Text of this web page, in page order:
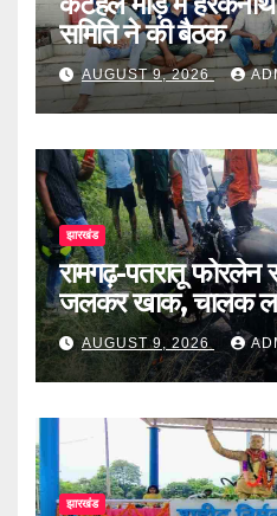
समिति ने की बैठक
AUGUST 9, 2026
झारखंड
रामगढ़-पतरातू
जलकर खाक, चालक
AUGUST 9, 2026
झारखंड